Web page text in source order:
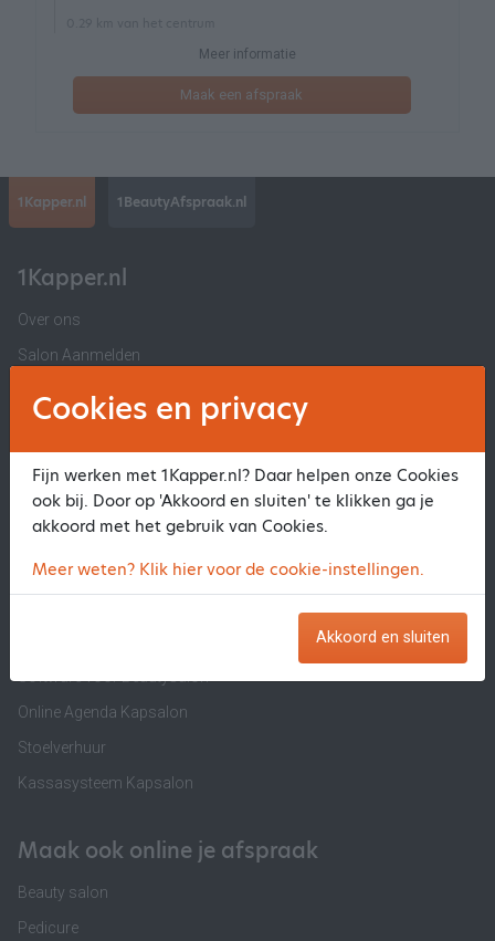
Meer informatie
Maak een afspraak
1Kapper.nl 1BeautyAfspraak.nl
1Kapper.nl
Over ons
Salon Aanmelden
Beautysalon Aanmelden
Informatie
Online Agenda Kapsalon
Stoelverhuur
Kassasysteem Kapsalon
Maak ook online je afspraak
Beauty salon
Pedicure
Cookies en privacy
Fijn werken met 1Kapper.nl? Daar helpen onze Cookies
ook bij. Door op 'Akkoord en sluiten' te klikken ga je
akkoord met het gebruik van Cookies.
Meer weten? Klik hier voor de cookie-instellingen.
Akkoord en sluiten